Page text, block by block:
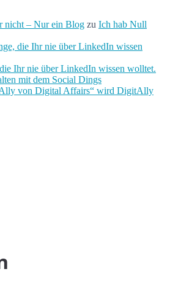
nicht – Nur ein Blog zu Ich hab Null
die Ihr nie über LinkedIn wissen
Ihr nie über LinkedIn wissen wolltet.
mit dem Social Dings
von Digital Affairs“ wird DigitAlly